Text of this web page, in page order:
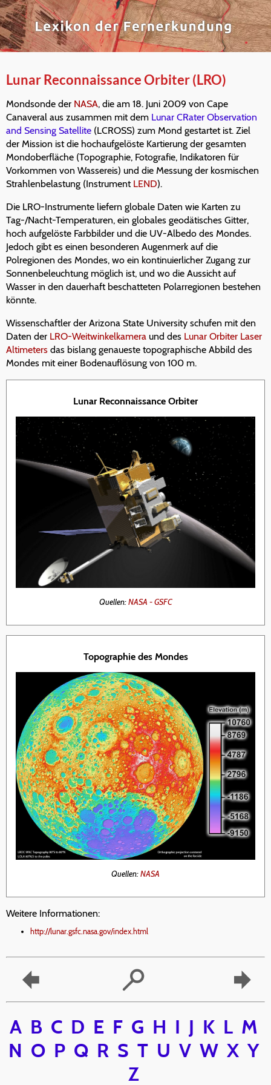
Lunar Reconnaissance Orbiter (LRO)
Mondsonde der NASA, die am 18. Juni 2009 von Cape
Canaveral aus zusammen mit dem Lunar CRater Observation
and Sensing Satellite (LCROSS) zum Mond gestartet ist. Ziel
der Mission ist die hochaufgelöste Kartierung der gesamten
Mondoberfläche (Topographie, Fotografie, Indikatoren für
Vorkommen von Wassereis) und die Messung der kosmischen
Strahlenbelastung (Instrument LEND).
Die LRO-Instrumente liefern globale Daten wie Karten zu
Tag-/Nacht-Temperaturen, ein globales geodätisches Gitter,
hoch aufgelöste Farbbilder und die UV-Albedo des Mondes.
Jedoch gibt es einen besonderen Augenmerk auf die
Polregionen des Mondes, wo ein kontinuierlicher Zugang zur
Sonnenbeleuchtung möglich ist, und wo die Aussicht auf
Wasser in den dauerhaft beschatteten Polarregionen bestehen
könnte.
Wissenschaftler der Arizona State University schufen mit den
Daten der LRO-Weitwinkelkamera und des Lunar Orbiter Laser
Altimeters das bislang genaueste topographische Abbild des
Mondes mit einer Bodenauflösung von 100 m.
Lunar Reconnaissance Orbiter
Quellen:NASA - GSFC
Topographie des Mondes
Quellen:NASA
Weitere Informationen:
http://lunar.gsfc.nasa.gov/index.html
A B C D E F G H I J K L M
N O P Q R S T U V W X Y
Z